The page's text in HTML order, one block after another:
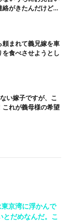
絡がきたんだけど…
頼まれて義兄嫁を車
食べさせようとし
い嫁子ですが、こ
れが義母様の希望
京湾に浮かんで
とだめなんだ。こ